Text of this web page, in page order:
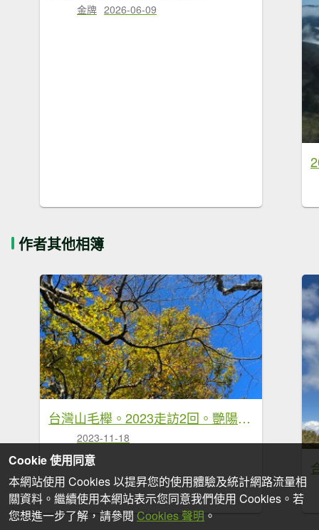
金牌 2026-06-09
作者其他相簿
台灣山毛櫸。2023走訪2回。艷陽雨霧美景全收下
2023-11-18
Cookie 使用同意
本網站使用 Cookies 以提昇您的使用體驗及統計網路流量相
關資料。繼續使用本網站表示您同意我們使用 Cookies。若
您想進一步了解，請參閱 Cookies 聲明 。